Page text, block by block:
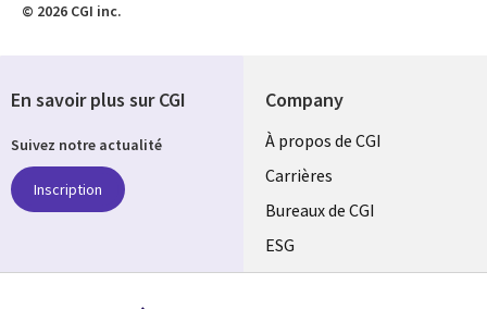
© 2026 CGI inc.
Company
Useful
links
CANADA
FR
À propos de CGI
Carrières
Bureaux de CGI
ESG
Alliances
En savoir plus sur CGI
Suivez notre actualité
Inscription